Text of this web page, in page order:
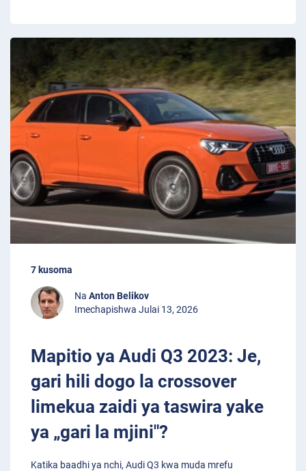
7 kusoma
Na Anton Belikov
Imechapishwa Julai 13, 2026
Mapitio ya Audi Q3 2023: Je,
gari hili dogo la crossover
limekua zaidi ya taswira yake
ya „gari la mjini"?
Katika baadhi ya nchi, Audi Q3 kwa muda mrefu